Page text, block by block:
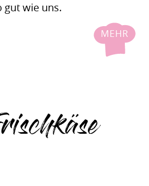
gut wie uns.
MEHR